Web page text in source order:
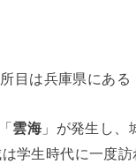
目は兵庫県にある
雲海 」が発生し
学生時代に一度